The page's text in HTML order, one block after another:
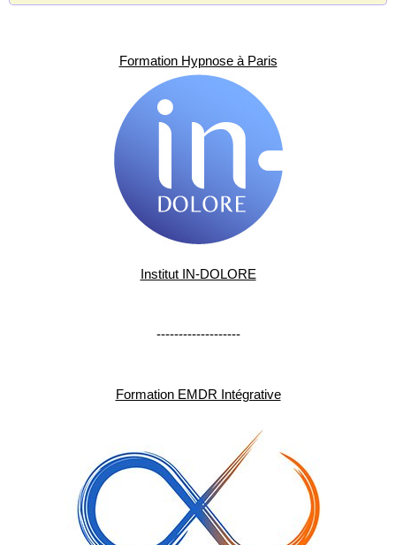
Formation Hypnose à Paris
Institut IN-DOLORE
-------------------
Formation EMDR Intégrative